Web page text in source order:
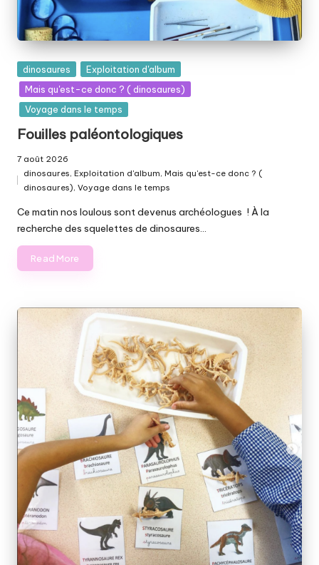
Posted
in
dinosaures
Exploitation d'album
Mais qu'est-ce donc ? ( dinosaures)
Voyage dans le temps
Fouilles paléontologiques
7 août 2026
Posted
dinosaures,Exploitation d'album,Mais qu'est-ce donc ? (
dinosaures),Voyage dans le temps
Ce matin nos loulous sont devenus archéologues ! À la
recherche des squelettes de dinosaures…
Read More